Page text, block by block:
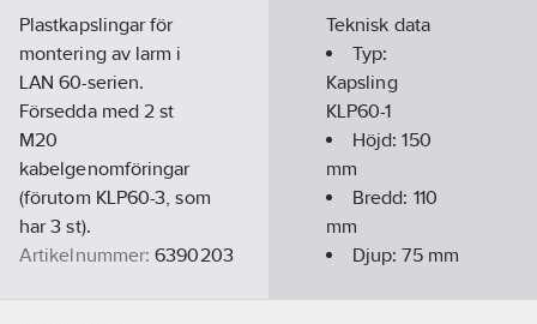
Plastkapslingar för
montering av larm i
LAN 60-serien.
Försedda med 2 st
M20
kabelgenomföringar
(förutom KLP60-3, som
har 3 st).
Artikelnummer: 6390203
6390203
Teknisk data
Typ:
Kapsling
KLP60-1
Höjd:150
mm
Bredd: 110
mm
Djup:75mm